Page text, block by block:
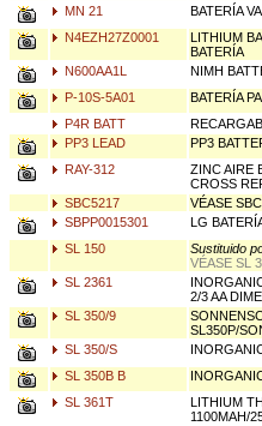
MN 21 BATERÍA
N4EZH27Z0001
LITHIUM
BATERÍA
N600AA1L NIMH
P-10S-5A01
BATERÍA
P4R BATT
PP3 LEAD
PP3
RAY-312
ZINC AIRE
CROSS
SBC5217 VÉASE
SBPP0015301
LG
SL 150
Sustituido
VÉASE SL
SL 2361
2/3 AA
SL 350/9
SL350P/
SL 350/S
SL 350B B
SL 361T
LITHIUM
1100MAH/